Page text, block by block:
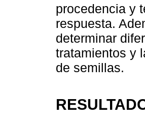
procedencia y
respuesta.
determinar
tratamientos y
de semillas.